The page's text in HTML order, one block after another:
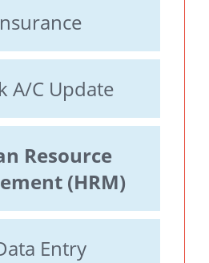
A/C Update
Resource
(HRM)
Entry